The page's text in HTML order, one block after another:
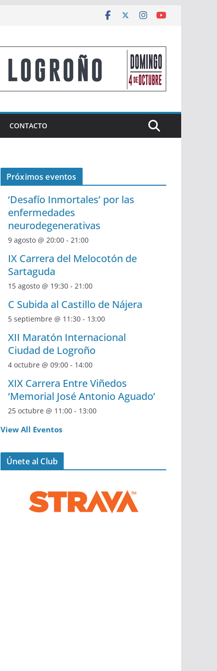
CONTACTO
Próximos eventos
‘Desafío Inmortales’ por las
enfermedades
neurodegenerativas
9 agosto @ 20:00 - 21:00
IX Carrera del Melocotón de
Sartaguda
15 agosto @ 19:30 - 21:00
C Subida al Castillo de Nájera
5 septiembre @ 11:30 - 13:00
XII Maratón Internacional
Ciudad de Logroño
4 octubre @ 09:00 - 14:00
XIX Carrera Entre Viñedos
‘Memorial José Antonio Aguado’
25 octubre @ 11:00 - 13:00
View All Eventos
Únete al Club